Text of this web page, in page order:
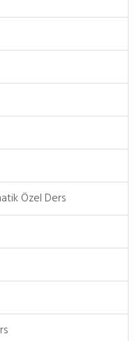
Özel Ders